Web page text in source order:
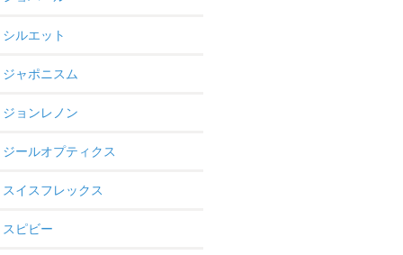
シルエット
ジャポニスム
ジョンレノン
ジールオプティクス
スイスフレックス
スピビー